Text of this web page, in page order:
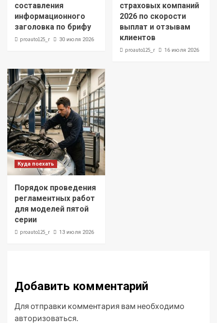
составления
информационного
заголовка по брифу
proauto125_r 30 июля 2026
страховых компаний
2026 по скорости
выплат и отзывам
клиентов
proauto125_r 16 июля 2026
Куда поехать
Порядок проведения
регламентных работ
для моделей пятой
серии
proauto125_r 13 июля 2026
Добавить комментарий
Для отправки комментария вам необходимо
авторизоваться.